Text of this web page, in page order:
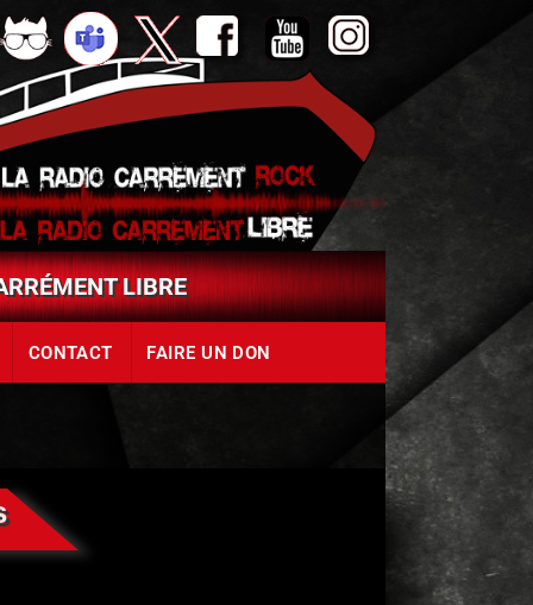
Aller
sur
le
tchat
lancer
un
appel
page
Twitter
page
Facebook
chaine
Youtube
page
LIBRE
CONTACT FAIRE UN DON